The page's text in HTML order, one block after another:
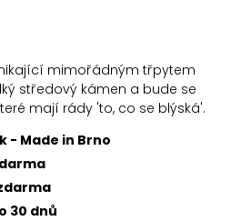
mimořádným třpytem
středový kámen a bude se
mají rády 'to, co se blýská'.
- Made in Brno
30 dnů